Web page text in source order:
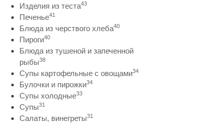
Изделия из теста43
Печенье41
Блюда из черствого хлеба40
Пироги40
Блюда из тушеной и запеченной
рыбы38
Супы картофельные с овощами34
Булочки и пирожки34
Супы холодные33
Супы31
Салаты, винегреты31